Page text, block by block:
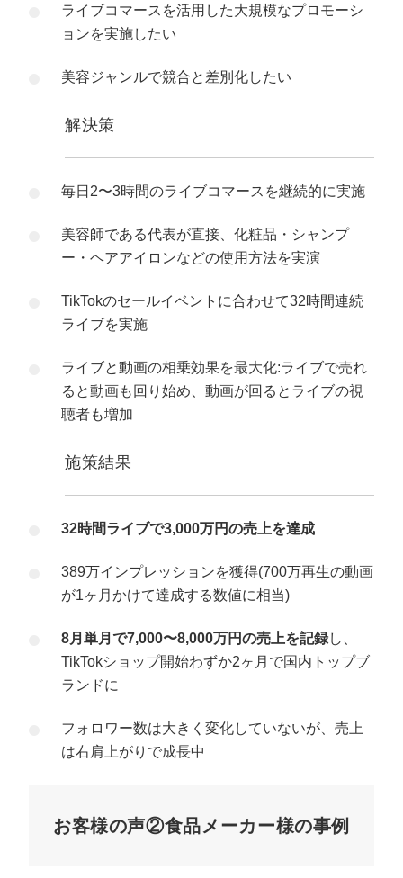
ライブコマースを活用した大規模なプロモーシ
ョンを実施したい
美容ジャンルで競合と差別化したい
解決策
毎日2〜3時間のライブコマースを継続的に実施
美容師である代表が直接、化粧品・シャンプ
ー・ヘアアイロンなどの使用方法を実演
TikTokのセールイベントに合わせて32時間連続
ライブを実施
ライブと動画の相乗効果を最大化:ライブで売れ
ると動画も回り始め、動画が回るとライブの視
聴者も増加
施策結果
32時間ライブで3,000万円の売上を達成
389万インプレッションを獲得(700万再生の動画
が1ヶ月かけて達成する数値に相当)
8月単月で7,000〜8,000万円の売上を記録し、
TikTokショップ開始わずか2ヶ月で国内トップブ
ランドに
フォロワー数は大きく変化していないが、売上
は右肩上がりで成長中
お客様の声②食品メーカー様の事例